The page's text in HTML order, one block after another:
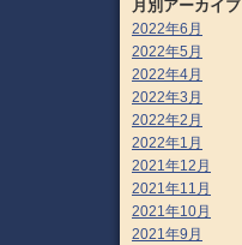
月別アーカイブ
2022年6月
2022年5月
2022年4月
2022年3月
2022年2月
2022年1月
2021年12月
2021年11月
2021年10月
2021年9月